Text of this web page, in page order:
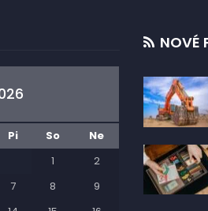
Pi So
Ne
1
2
7 8
9
NOVÉ